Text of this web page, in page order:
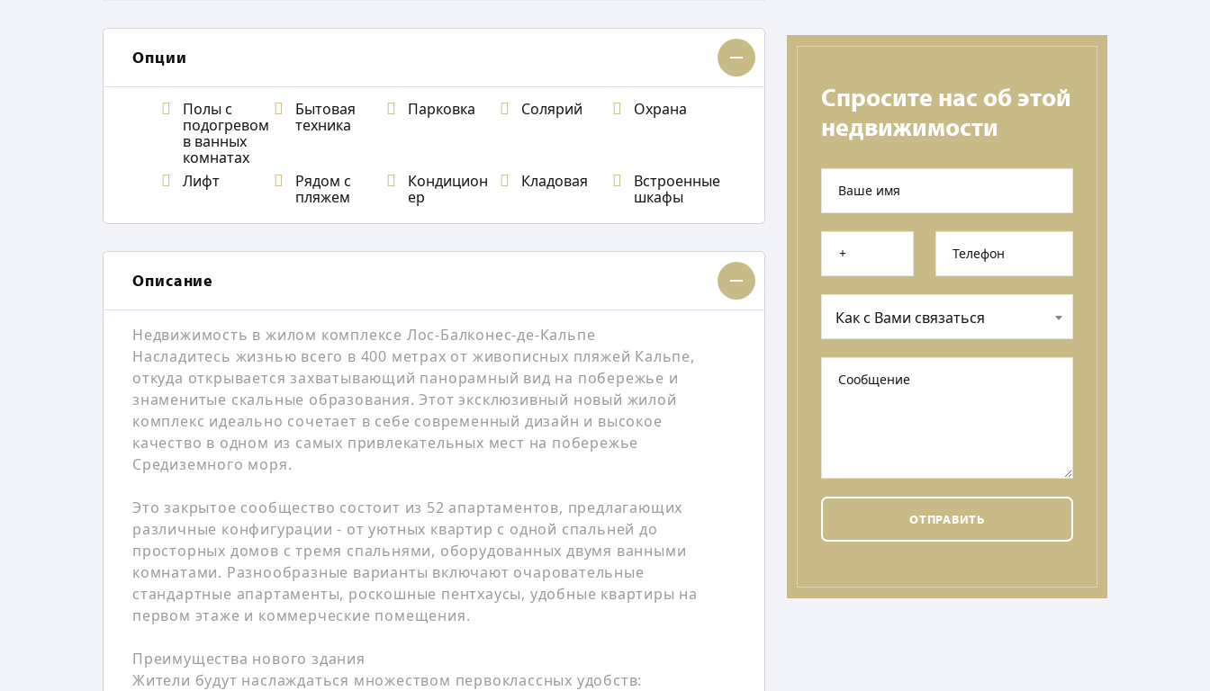
Опции
Полы с
подогревом
в ванных
комнатах
Бытовая
техника
Парковка Солярий Охрана
Лифт
Рядом с
пляжем
Кондицион
ер
Кладовая
Встроенные
шкафы
Описание
Недвижимость в жилом комплексе Лос-Балконес-де-Кальпе
Насладитесь жизнью всего в 400 метрах от живописных пляжей Кальпе,
откуда открывается захватывающий панорамный вид на побережье и
знаменитые скальные образования. Этот эксклюзивный новый жилой
комплекс идеально сочетает в себе современный дизайн и высокое
качество в одном из самых привлекательных мест на побережье
Средиземного моря.
Это закрытое сообщество состоит из 52 апартаментов, предлагающих
различные конфигурации - от уютных квартир с одной спальней до
просторных домов с тремя спальнями, оборудованных двумя ванными
комнатами. Разнообразные варианты включают очаровательные
стандартные апартаменты, роскошные пентхаусы, удобные квартиры на
первом этаже и коммерческие помещения.
Преимущества нового здания
Жители будут наслаждаться множеством первоклассных удобств:
Спросите нас об этой
недвижимости
Ваше имя
Телефон
Как с Вами связаться
Сообщение
ОТПРАВИТЬ